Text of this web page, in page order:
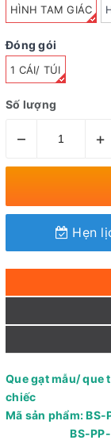
HÌNH TAM GIÁC
Đóng gói
1 CÁI/ TÚI
Số lượng
– +
Hẹn
Que gạt mẫu/
chiếc
Mã sản phẩm:
BS-PP-C